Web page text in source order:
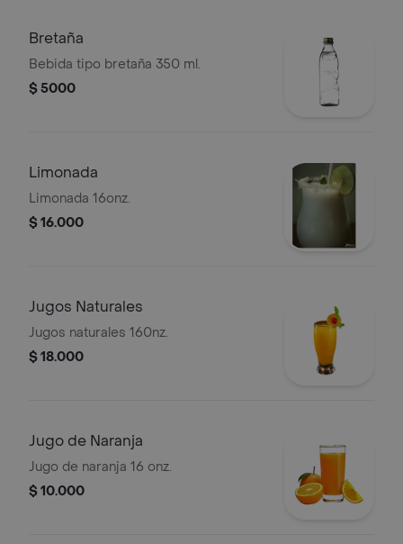
Bretaña
Bebida tipo bretaña 350 ml.
$ 5000
Limonada
Limonada 16onz.
$ 16.000
Jugos Naturales
Jugos naturales 160nz.
$ 18.000
Jugo de Naranja
Jugo de naranja 16 onz.
$ 10.000